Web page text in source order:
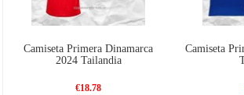
Camiseta Primera Dinamarca
2024 Tailandia
€18.78
Camiseta